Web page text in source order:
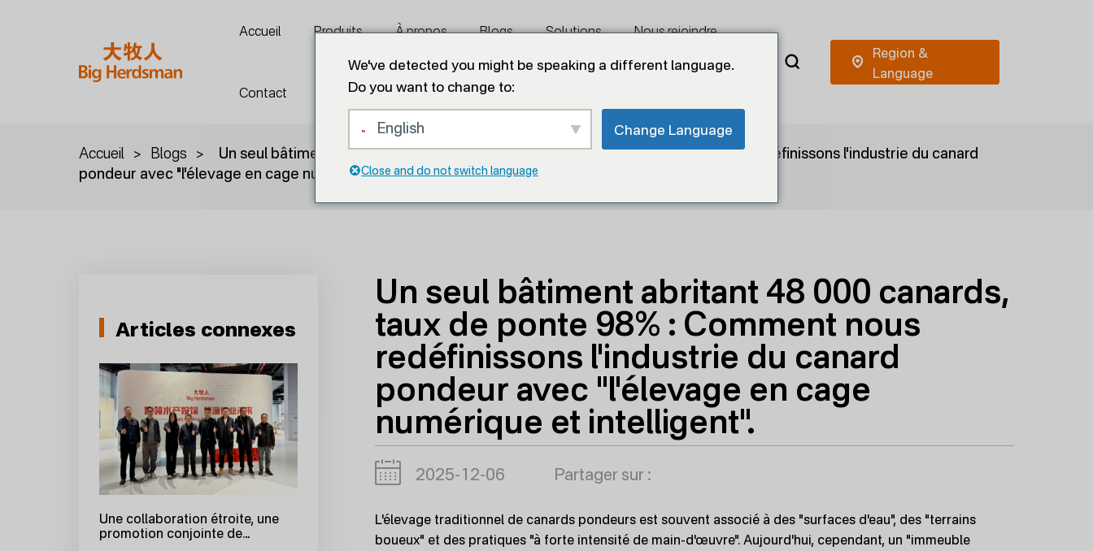
Accueil Produits À propos Blogs Solutions Nous rejoindre
Contact
Accueil > Blogs >
Un seul bâtiment abritant 48 000 canards, taux de ponte 98% : Comment nous redéfinissons l'industrie du canard
pondeur avec "l'élevage en cage numérique et intelligent".
Articles connexes
Une collaboration étroite, une
promotion conjointe de
Un seul bâtiment abritant 48 000 canards,
taux de ponte 98% : Comment nous
redéfinissons l'industrie du canard
pondeur avec "l'élevage en cage
numérique et intelligent".
2025-12-06 Partager sur :
L'élevage traditionnel de canards pondeurs est souvent associé à des "surfaces d'eau", des "terrains
boueux" et des pratiques "à forte intensité de main-d'œuvre". Aujourd'hui, cependant, un "immeuble
We've detected you might be speaking a different language.
Do you want to change to:
English Change Language
Close and do not switch language